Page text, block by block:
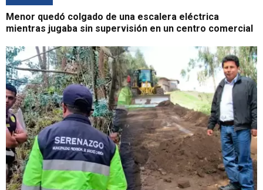
Menor quedó colgado de una escalera eléctrica
mientras jugaba sin supervisión en un centro comercial